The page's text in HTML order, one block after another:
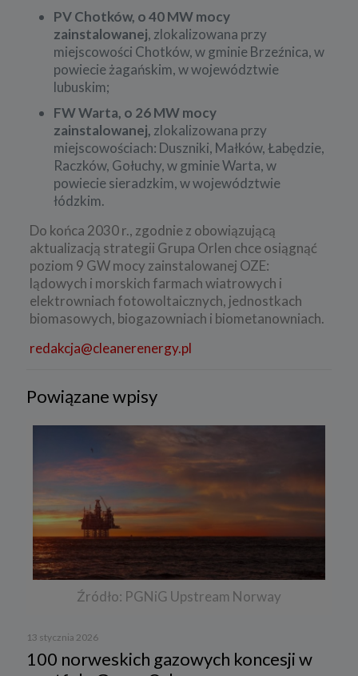
PV Chotków, o 40 MW mocy
zainstalowanej, zlokalizowana przy
miejscowości Chotków, w gminie Brzeźnica, w
powiecie żagańskim, w województwie
lubuskim;
FW Warta, o 26 MW mocy
zainstalowanej, zlokalizowana przy
miejscowościach: Duszniki, Małków, Łabędzie,
Raczków, Gołuchy, w gminie Warta, w
powiecie sieradzkim, w województwie
łódzkim.
Do końca 2030 r., zgodnie z obowiązującą
aktualizacją strategii Grupa Orlen chce osiągnąć
poziom 9 GW mocy zainstalowanej OZE:
lądowych i morskich farmach wiatrowych i
elektrowniach fotowoltaicznych, jednostkach
biomasowych, biogazowniach i biometanowniach.
redakcja@cleanerenergy.pl
Powiązane wpisy
Źródło: PGNiG Upstream Norway
13 stycznia 2026
100 norweskich gazowych koncesji w